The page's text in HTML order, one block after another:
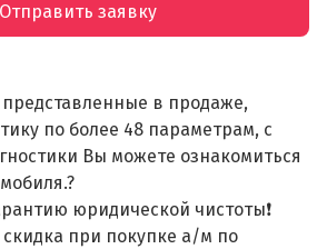
Отправить заявку
в продаже,
по более 48 параметрам, с
Вы можете ознакомиться
юридической чистоты❗
при покупке а/м по